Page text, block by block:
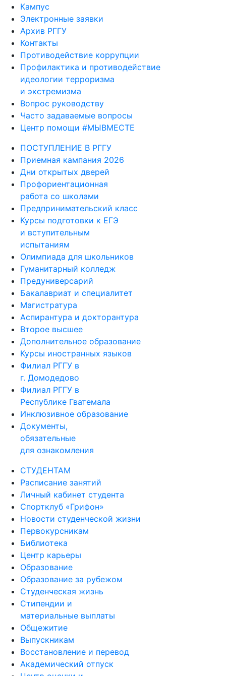
Кампус
Электронные заявки
Архив РГГУ
Контакты
Противодействие коррупции
Профилактика и противодействие
идеологии терроризма
и экстремизма
Вопрос руководству
Часто задаваемые вопросы
Центр помощи #МЫВМЕСТЕ
ПОСТУПЛЕНИЕ В РГГУ
Приемная кампания 2026
Дни открытых дверей
Профориентационная
работа со школами
Предпринимательский класс
Курсы подготовки к ЕГЭ
и вступительным
испытаниям
Олимпиада для школьников
Гуманитарный колледж
Предуниверсарий
Бакалавриат и специалитет
Магистратура
Аспирантура и докторантура
Второе высшее
Дополнительное образование
Курсы иностранных языков
Филиал РГГУ в
г. Домодедово
Филиал РГГУ в
Республике Гватемала
Инклюзивное образование
Документы,
обязательные
для ознакомления
СТУДЕНТАМ
Расписание занятий
Личный кабинет студента
Спортклуб «Грифон»
Новости студенческой жизни
Первокурсникам
Библиотека
Центр карьеры
Образование
Образование за рубежом
Студенческая жизнь
Стипендии и
материальные выплаты
Общежитие
Выпускникам
Восстановление и перевод
Академический отпуск